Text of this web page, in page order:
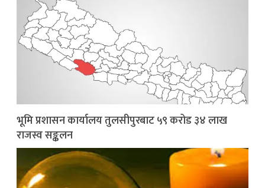
भूमि प्रशासन कार्यालय तुलसीपुरबाट ५९ करोड ३४ लाख
राजस्व सङ्कलन